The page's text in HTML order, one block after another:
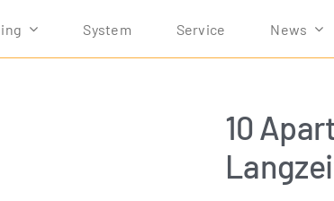
Sys­tem Ser­vice News
10